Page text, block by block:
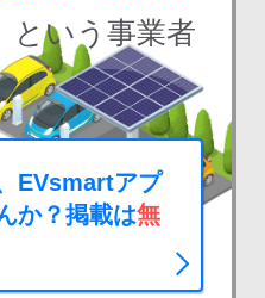
という事業者
EVsmartアプ
か？掲載は無